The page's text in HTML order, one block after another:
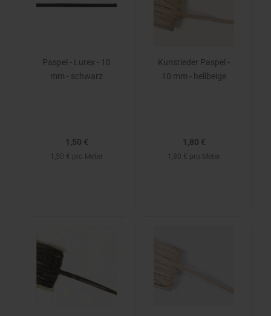
Paspel - Lurex - 10
mm - schwarz
1,50 €
1,50 € pro Meter
Kunstleder Paspel -
10 mm - hellbeige
1,80 €
1,80 € pro Meter